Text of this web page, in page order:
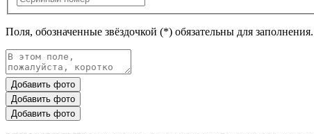
Поля, обозначенные звёздочкой (*) обязательны для
Добавить фото
Добавить фото
Добавить фото